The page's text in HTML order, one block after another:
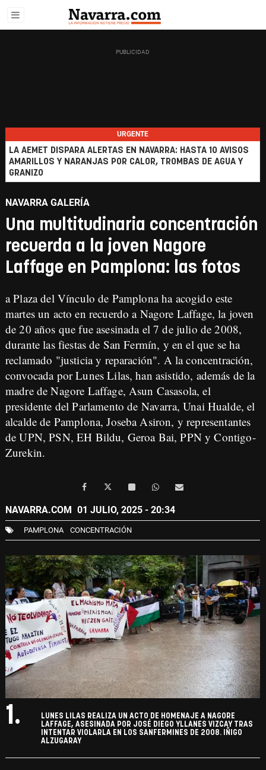
URGENTE
LA AEMET DISPARA ALERTAS EN NAVARRA: HASTA 10 AVISOS
AMARILLOS Y NARANJAS POR CALOR, TROMBAS DE AGUA Y
GRANIZO
NAVARRA GALERÍA
Una multitudinaria concentración
recuerda a la joven Nagore
Laffage en Pamplona: las fotos
a Plaza del Vínculo de Pamplona ha acogido este
martes un acto en recuerdo a Nagore Laffage, la joven
de 20 años que fue asesinada el 7 de julio de 2008,
durante las fiestas de San Fermín, y en el que se ha
reclamado "justicia y reparación". A la concentración,
convocada por Lunes Lilas, han asistido, además de la
madre de Nagore Laffage, Asun Casasola, el
presidente del Parlamento de Navarra, Unai Hualde, el
alcalde de Pamplona, Joseba Asiron, y representantes
de UPN, PSN, EH Bildu, Geroa Bai, PPN y Contigo-
Zurekin.
NAVARRA.COM 01 JULIO, 2025 - 20:34
PAMPLONA CONCENTRACIÓN
1.
LUNES LILAS REALIZA UN ACTO DE HOMENAJE A NAGORE
LAFFAGE, ASESINADA POR JOSÉ DIEGO YLLANES VIZCAY TRAS
INTENTAR VIOLARLA EN LOS SANFERMINES DE 2008. IÑIGO
ALZUGARAY